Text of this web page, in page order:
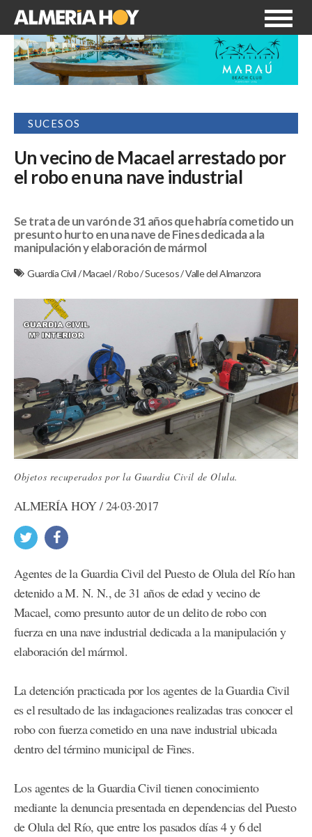
SUCESOS
Un vecino de Macael arrestado por
el robo en una nave industrial
Se trata de un varón de 31 años que habría cometido un
presunto hurto en una nave de Fines dedicada a la
manipulación y elaboración de mármol
Guardia Civil/Macael/Robo/Sucesos/Valle del Almanzora
Objetos recuperados por la Guardia Civil de Olula.
ALMERÍA HOY / 24·03·2017
Agentes de la Guardia Civil del Puesto de Olula del Río han
detenido a M. N. N., de 31 años de edad y vecino de
Macael, como presunto autor de un delito de robo con
fuerza en una nave industrial dedicada a la manipulación y
elaboración del mármol.
La detención practicada por los agentes de la Guardia Civil
es el resultado de las indagaciones realizadas tras conocer el
robo con fuerza cometido en una nave industrial ubicada
dentro del término municipal de Fines.
Los agentes de la Guardia Civil tienen conocimiento
mediante la denuncia presentada en dependencias del Puesto
de Olula del Río, que entre los pasados días 4 y 6 del